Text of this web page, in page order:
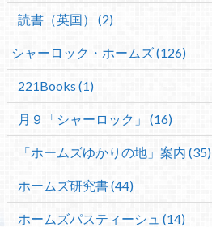
読書（英国） (2)
シャーロック・ホームズ (126)
221Books (1)
月９「シャーロック」 (16)
「ホームズゆかりの地」案内 (35)
ホームズ研究書 (44)
ホームズパスティーシュ (14)